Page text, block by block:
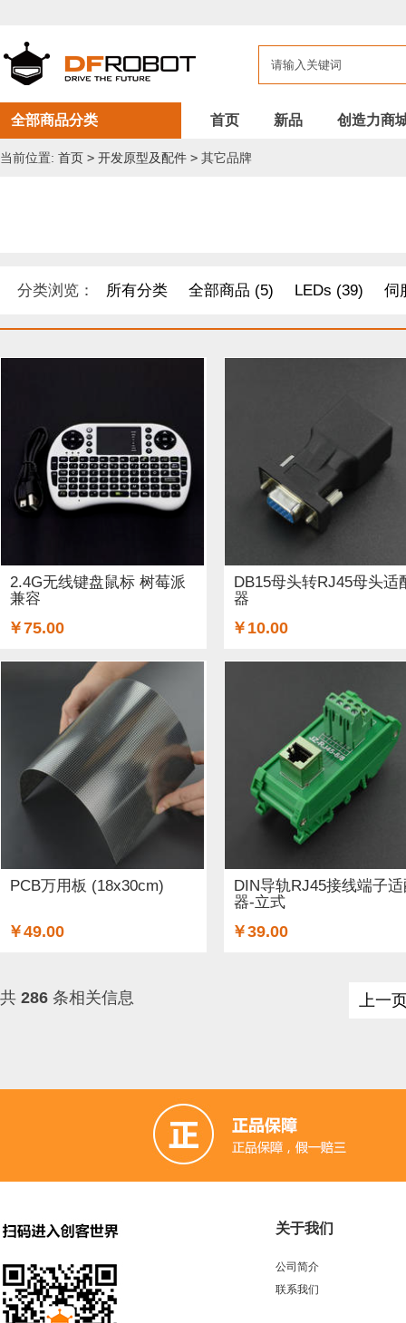
全部商品分类 首页 新品 创造力商
当前位置: 首页 > 开发原型及配件 > 其它品牌
分类浏览： 所有分类 全部商品 (5) LEDs (39) 伺
ARM (1) 电子器件 (20) 结构件 (9)
Lilypad（弃用） (4) 排针排母 (1) 3G/4G/5G (1)
柔性传感器 (3)
加速度传感器 (2) 直流电机驱动器 (8) 电源线 (8) 制
其他传感器 (9) RFID (4) LCD (4)
压力传感器 (8)
电容 (2) 直流电机 (58) 运动传感器 (1)
其他电子器件 (3) 其他线材 (25) e-Health传感器 (2)
GSM/GPRS/GPS (3) 开关和按钮 (12) 3D 打印机耗材
适配器和连接器 (26) 传感器 (6) 喇叭 (1) 光线&图
以太网电缆 (1) AA电池 (15)
2.4G无线键盘鼠标 树莓派
兼容
￥75.00
DB15母头转RJ45母头适
器
￥10.00
PCB万用板 (18x30cm)
￥49.00
DIN导轨RJ45接线端子
器-立式
￥39.00
共 286 条相关信息 上一
关于我们
公司简介
联系我们